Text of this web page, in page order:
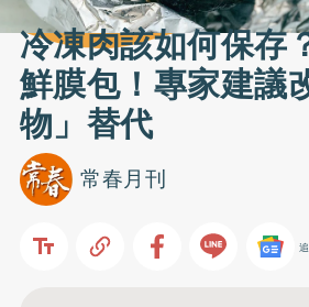
冷凍肉該如何保存
鮮膜包！專家建議
物」替代
常春月刊